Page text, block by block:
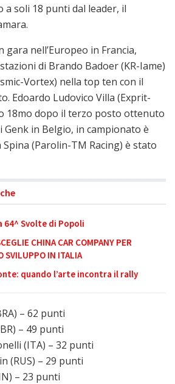
soli 18 punti dal leader, il
nell’Europeo in Francia,
di Brando Badoer (KR-Iame)
Vortex) nella top ten con il
Edoardo Ludovico Villa (Exprit-
18mo dopo il terzo posto ottenuto
in Belgio, in campionato è
(Parolin-TM Racing) è stato
64^ Svolte di Popoli
CHINA CAR COMPANY PER
SVILUPPO IN ITALIA
quando l’arte incontra il rally
– 62 punti
– 49 punti
(ITA) – 32 punti
(RUS) – 29 punti
– 23 punti